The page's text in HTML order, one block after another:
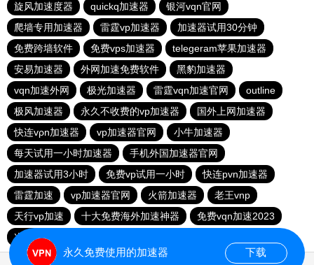
旋风加速度器
quickq加速器
银河vqn官网
爬墙专用加速器
雷霆vp加速器
加速器试用30分钟
免费跨墙软件
免费vps加速器
telegeram苹果加速器
安易加速器
外网加速免费软件
黑豹加速器
vqn加速外网
极光加速器 雷霆vqn加速官网
outline
极风加速器
永久不收费的vp加速器
国外上网加速器
快连vρn加速器
vp加速器官网
小牛加速器
每天试用一小时加速器
手机外国加速器官网
加速器试用3小时
免费vp试用一小时
快连pvn加速器
雷霆加速
vp加速器官网 火箭加速器
老王vnp
天行vp加速
十大免费海外加速神器
免费vqn加速2023
次玩下载站
永久免费使用的加速器 下载